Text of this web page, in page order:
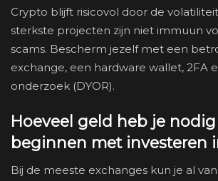
Crypto blijft risicovol door de
sterkste projecten zijn niet immuun
scams. Bescherm jezelf met een
exchange, een hardware wallet, 2FA
onderzoek (DYOR).
Hoeveel geld heb je
beginnen met investeren
Bij de meeste exchanges kun je al